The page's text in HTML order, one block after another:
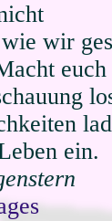
wir
ein.